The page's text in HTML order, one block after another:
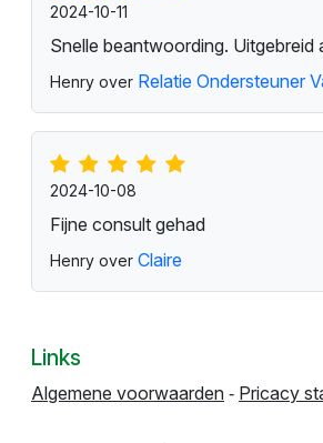
2024-10-11
Snelle beantwoording. Uitgebreid
Henry over Relatie Ondersteuner
2024-10-08
Fijne consult gehad
Henry over Claire
Links
Algemene voorwaarden ‐ Pricacy